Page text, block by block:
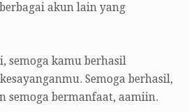
akun lain yang
semoga kamu berhasil
Semoga berhasil,
semoga bermanfaat, aamiin.